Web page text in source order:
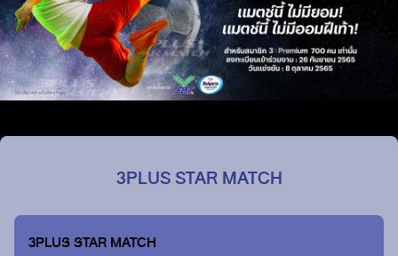
3PLUS STAR MATCH
3PLUS STAR MATCH